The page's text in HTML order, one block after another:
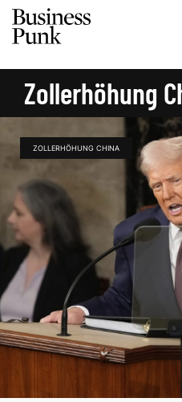
Zollerhöhung
ZOLLERHÖHUNG CHINA